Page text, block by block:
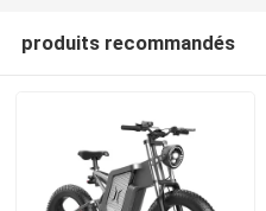
produits recommandés